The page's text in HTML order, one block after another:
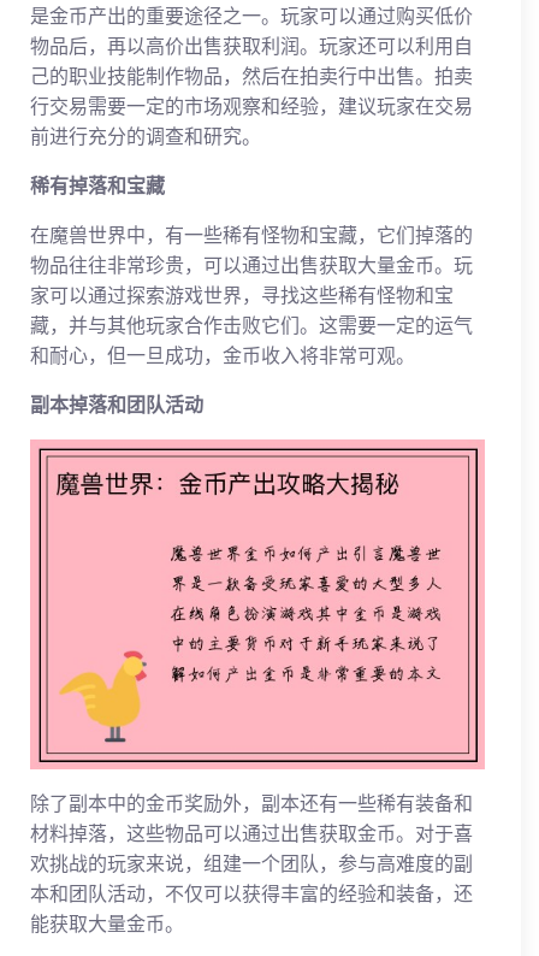
是金币产出的重要途径之一。玩家可以通过购买低价
物品后，再以高价出售获取利润。玩家还可以利用自
己的职业技能制作物品，然后在拍卖行中出售。拍卖
行交易需要一定的市场观察和经验，建议玩家在交易
前进行充分的调查和研究。
稀有掉落和宝藏
在魔兽世界中，有一些稀有怪物和宝藏，它们掉落的
物品往往非常珍贵，可以通过出售获取大量金币。玩
家可以通过探索游戏世界，寻找这些稀有怪物和宝
藏，并与其他玩家合作击败它们。这需要一定的运气
和耐心，但一旦成功，金币收入将非常可观。
副本掉落和团队活动
除了副本中的金币奖励外，副本还有一些稀有装备和
材料掉落，这些物品可以通过出售获取金币。对于喜
欢挑战的玩家来说，组建一个团队，参与高难度的副
本和团队活动，不仅可以获得丰富的经验和装备，还
能获取大量金币。